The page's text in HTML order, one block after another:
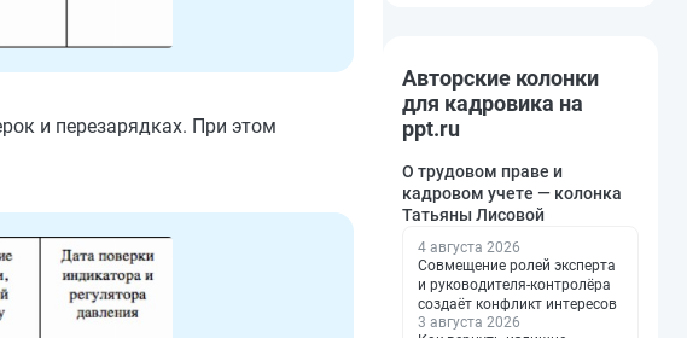
и перезарядках. При этом
Авторские колонки
для кадровика на
ppt.ru
О трудовом праве и
кадровом учете — колонка
Татьяны Лисовой
4 августа 2026
Совмещение ролей эксперта
и руководителя-контролёра
создаёт конфликт интересов
3 августа 2026